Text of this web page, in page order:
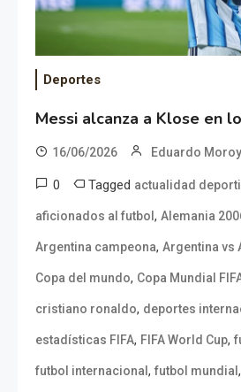
Deportes
Messi alcanza a Klose en
16/06/2026 Eduardo
0 Tagged actualidad
aficionados al futbol, Alemania
Argentina campeona, Argentina vs
Copa del mundo, Copa Mundial
cristiano ronaldo, deportes
estadísticas FIFA, FIFA World Cup,
futbol internacional, futbol mundial,